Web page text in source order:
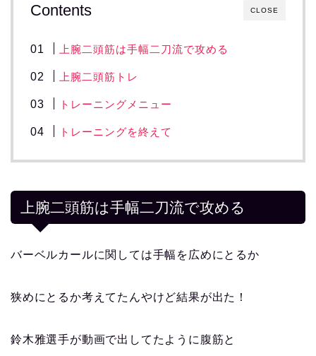
CLOSE
Contents
上腕二頭筋は手幅二刀流で攻める
上腕二頭筋トレ
トレーニングメニュー
トレーニングを終えて
上腕二頭筋は手幅二刀流で攻める
バーベルカールに関しては手幅を広めにとるか
狭めにとるか考えてたんやけど結果が出た！
鈴木雅選手が動画で出してたように 腹筋と